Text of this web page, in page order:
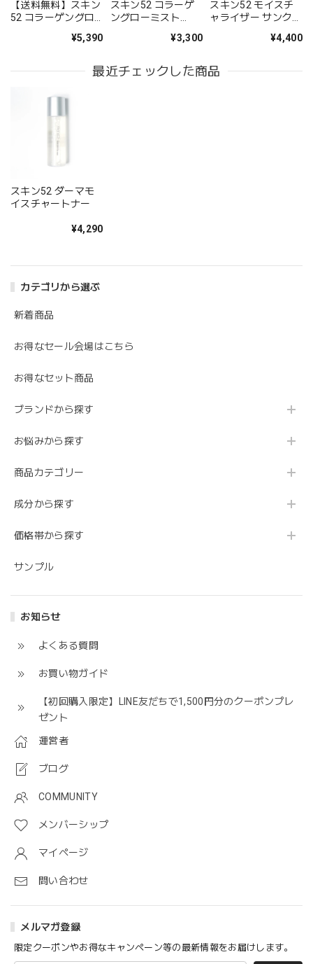
カテゴリから選ぶ
新着商品
お得なセール会場はこちら
お得なセット商品
ブランドから探す
お悩みから探す
商品カテゴリー
成分から探す
価格帯から探す
サンプル
お知らせ
よくある質問
お買い物ガイド
【初回購入限定】LINE友だちで1,500円分のクーポンプレ
ゼント
運営者
ブログ
COMMUNITY
メンバーシップ
マイページ
問い合わせ
メルマガ登録
限定クーポンやお得なキャンペーン等の最新情報をお届けします。
【送料無料】スキン
52 コラーゲングロ
¥5,390
スキン52 コラーゲ
ングローミスト
¥3,300
スキン52 モイスチ
ャライザー サンクリ
¥4,400
最近チェックした商品
スキン52 ダーマモ
イスチャートナー
¥4,290